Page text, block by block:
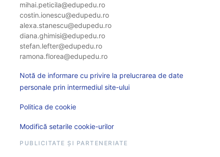
mihai.peticila@edupedu.ro
costin.ionescu@edupedu.ro
alexa.stanescu@edupedu.ro
diana.ghimisi@edupedu.ro
stefan.lefter@edupedu.ro
ramona.florea@edupedu.ro
Notă de informare cu privire la prelucrarea de date
personale prin intermediul site-ului
Politica de cookie
Modifică setarile cookie-urilor
PUBLICITATE ȘI PARTENERIATE